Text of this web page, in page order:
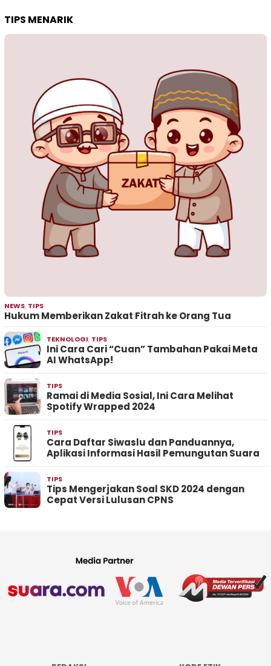
TIPS MENARIK
NEWS, TIPS
Hukum Memberikan Zakat Fitrah ke Orang Tua
TEKNOLOGI, TIPS
Ini Cara Cari “Cuan” Tambahan Pakai Meta
AI WhatsApp!
TIPS
Ramai di Media Sosial, Ini Cara Melihat
Spotify Wrapped 2024
TIPS
Cara Daftar Siwaslu dan Panduannya,
Aplikasi Informasi Hasil Pemungutan Suara
TIPS
Tips Mengerjakan Soal SKD 2024 dengan
Cepat Versi Lulusan CPNS